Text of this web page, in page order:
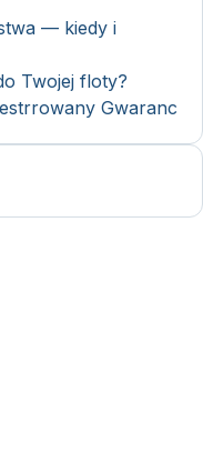
— kiedy i
Twojej floty?
Gwaranc